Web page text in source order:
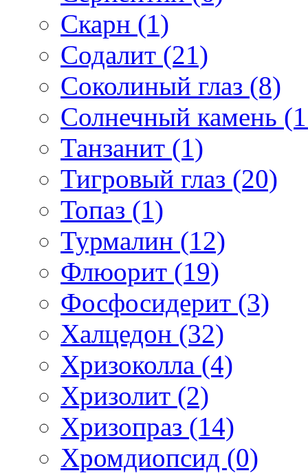
Скарн (1)
Содалит (21)
Соколиный глаз (8)
Солнечный камень
Танзанит (1)
Тигровый глаз (20)
Топаз (1)
Турмалин (12)
Флюорит (19)
Фосфосидерит (3)
Халцедон (32)
Хризоколла (4)
Хризолит (2)
Хризопраз (14)
Хромдиопсид (0)